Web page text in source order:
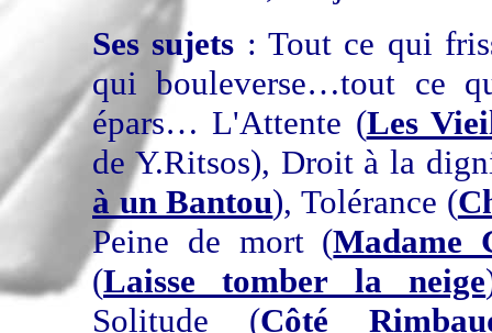
Ses sujets : Tout ce qui
qui bouleverse…tout ce
épars… L'Attente (Les
de Y.Ritsos), Droit à la
à un Bantou), Tolérance (
Peine de mort (Madame
(Laisse tomber la neige
Solitude (Côté